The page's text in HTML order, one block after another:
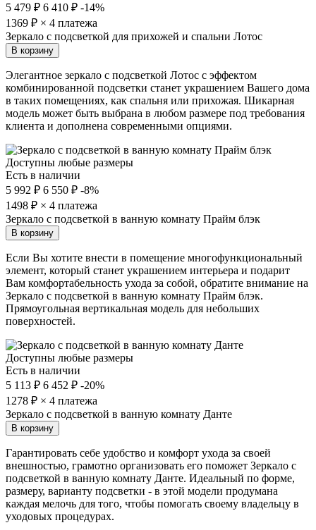
5 479 ₽ 6 410 ₽ -14%
1369 ₽ × 4 платежа
Зеркало с подсветкой для прихожей и спальни Лотос
В корзину
Элегантное зеркало с подсветкой Лотос с эффектом
комбинированной подсветки станет украшением Вашего дома
в таких помещениях, как спальня или прихожая. Шикарная
модель может быть выбрана в любом размере под требования
клиента и дополнена современными опциями.
Доступны любые размеры
Есть в наличии
5 992 ₽ 6 550 ₽ -8%
1498 ₽ × 4 платежа
Зеркало с подсветкой в ванную комнату Прайм блэк
В корзину
Если Вы хотите внести в помещение многофункциональный
элемент, который станет украшением интерьера и подарит
Вам комфортабельность ухода за собой, обратите внимание на
Зеркало с подсветкой в ванную комнату Прайм блэк.
Прямоугольная вертикальная модель для небольших
поверхностей.
Доступны любые размеры
Есть в наличии
5 113 ₽ 6 452 ₽ -20%
1278 ₽ × 4 платежа
Зеркало с подсветкой в ванную комнату Данте
В корзину
Гарантировать себе удобство и комфорт ухода за своей
внешностью, грамотно организовать его поможет Зеркало с
подсветкой в ванную комнату Данте. Идеальный по форме,
размеру, варианту подсветки - в этой модели продумана
каждая мелочь для того, чтобы помогать своему владельцу в
уходовых процедурах.